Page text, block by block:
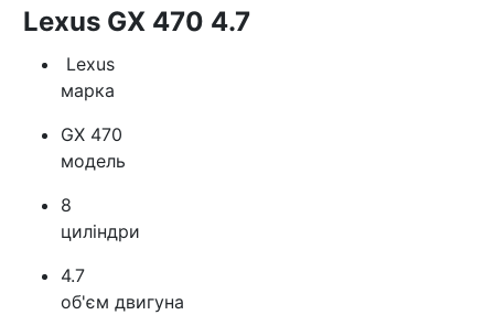
Lexus GX 470 4.7
Lexus
марка
GX 470
модель
8
циліндри
4.7
об'єм двигуна